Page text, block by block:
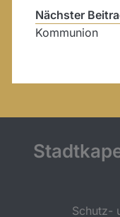
Nächster
Kommunion
Schutz-